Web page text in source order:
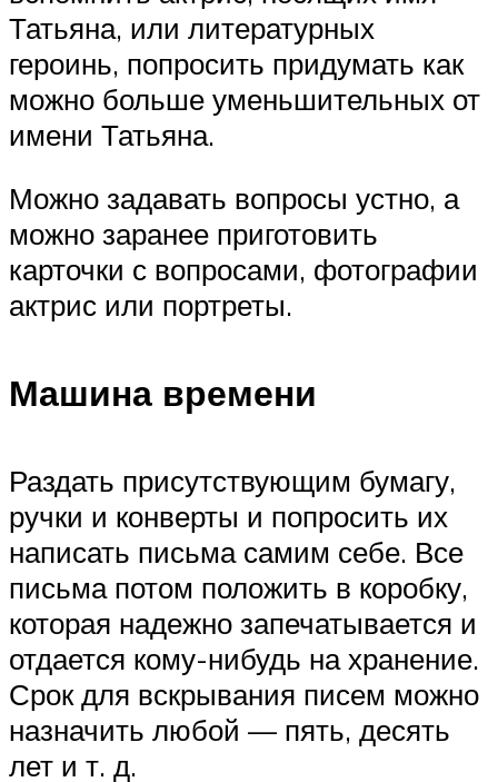
Татьяна, или литературных
героинь, попросить придумать как
можно больше уменьшительных от
имени Татьяна.
Можно задавать вопросы устно, а
можно заранее приготовить
карточки с вопросами, фотографии
актрис или портреты.
Машина времени
Раздать присутствующим бумагу,
ручки и конверты и попросить их
написать письма самим себе. Все
письма потом положить в коробку,
которая надежно запечатывается и
отдается кому-нибудь на хранение.
Срок для вскрывания писем можно
назначить любой — пять, десять
лет и т. д.